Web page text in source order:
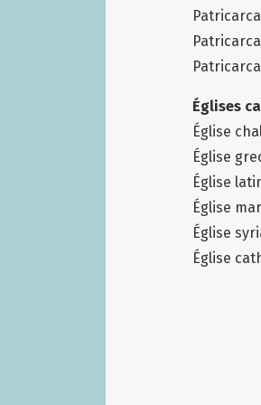
Églises
Église
Église
Église
Église
Église
Église